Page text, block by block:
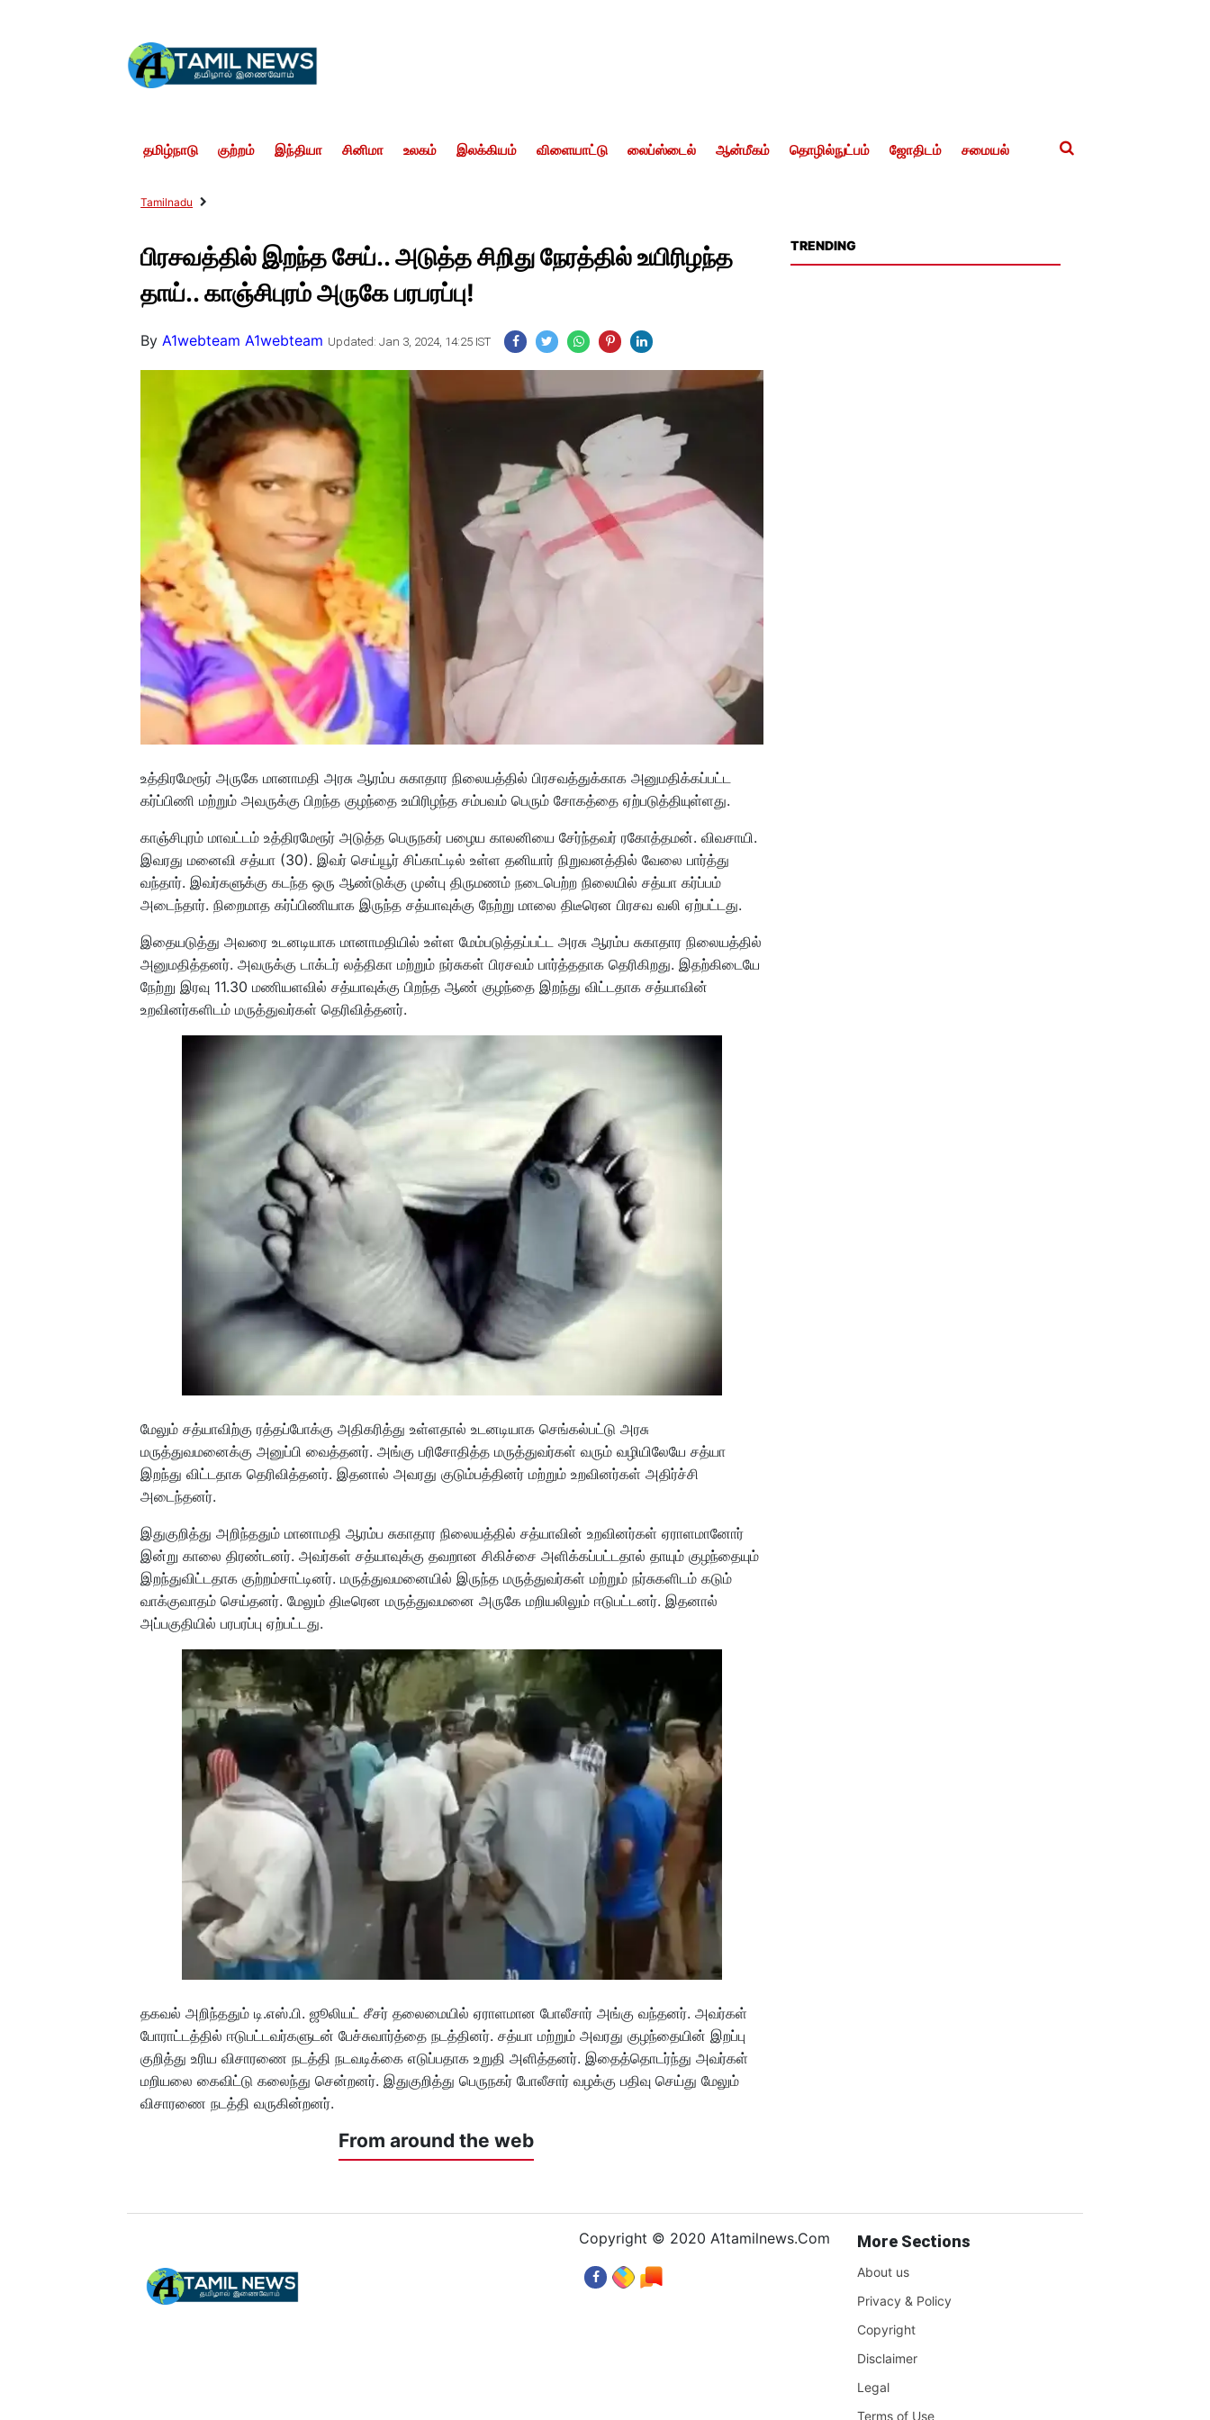
தமிழ்நாடு குற்றம் இந்தியா சினிமா உலகம் இலக்கியம் விளையாட்டு லைப்ஸ்டைல் ஆன்மீகம் தொழில்நுட்பம் ஜோதிடம் சமையல்
Tamilnadu
பிரசவத்தில் இறந்த சேய்.. அடுத்த சிறிது நேரத்தில் உயிரிழந்த
தாய்.. காஞ்சிபுரம் அருகே பரபரப்பு!
ByA1webteam A1webteam Updated: Jan 3, 2024, 14:25 IST
உத்திரமேரூர் அருகே மானாமதி அரசு ஆரம்ப சுகாதார நிலையத்தில் பிரசவத்துக்காக அனுமதிக்கப்பட்ட
கர்ப்பிணி மற்றும் அவருக்கு பிறந்த குழந்தை உயிரிழந்த சம்பவம் பெரும் சோகத்தை ஏற்படுத்தியுள்ளது.
காஞ்சிபுரம் மாவட்டம் உத்திரமேரூர் அடுத்த பெருநகர் பழைய காலனியை சேர்ந்தவர் ரகோத்தமன். விவசாயி.
இவரது மனைவி சத்யா (30). இவர் செய்யூர் சிப்காட்டில் உள்ள தனியார் நிறுவனத்தில் வேலை பார்த்து
வந்தார். இவர்களுக்கு கடந்த ஒரு ஆண்டுக்கு முன்பு திருமணம் நடைபெற்ற நிலையில் சத்யா கர்ப்பம்
அடைந்தார். நிறைமாத கர்ப்பிணியாக இருந்த சத்யாவுக்கு நேற்று மாலை திடீரென பிரசவ வலி ஏற்பட்டது.
இதையடுத்து அவரை உடனடியாக மானாமதியில் உள்ள மேம்படுத்தப்பட்ட அரசு ஆரம்ப சுகாதார நிலையத்தில்
அனுமதித்தனர். அவருக்கு டாக்டர் லத்திகா மற்றும் நர்சுகள் பிரசவம் பார்த்ததாக தெரிகிறது. இதற்கிடையே
நேற்று இரவு 11.30 மணியளவில் சத்யாவுக்கு பிறந்த ஆண் குழந்தை இறந்து விட்டதாக சத்யாவின்
உறவினர்களிடம் மருத்துவர்கள் தெரிவித்தனர்.
மேலும் சத்யாவிற்கு ரத்தப்போக்கு அதிகரித்து உள்ளதால் உடனடியாக செங்கல்பட்டு அரசு
மருத்துவமனைக்கு அனுப்பி வைத்தனர். அங்கு பரிசோதித்த மருத்துவர்கள் வரும் வழியிலேயே சத்யா
இறந்து விட்டதாக தெரிவித்தனர். இதனால் அவரது குடும்பத்தினர் மற்றும் உறவினர்கள் அதிர்ச்சி
அடைந்தனர்.
இதுகுறித்து அறிந்ததும் மானாமதி ஆரம்ப சுகாதார நிலையத்தில் சத்யாவின் உறவினர்கள் ஏராளமானோர்
இன்று காலை திரண்டனர். அவர்கள் சத்யாவுக்கு தவறான சிகிச்சை அளிக்கப்பட்டதால் தாயும் குழந்தையும்
இறந்துவிட்டதாக குற்றம்சாட்டினர். மருத்துவமனையில் இருந்த மருத்துவர்கள் மற்றும் நர்சுகளிடம் கடும்
வாக்குவாதம் செய்தனர். மேலும் திடீரென மருத்துவமனை அருகே மறியலிலும் ஈடுபட்டனர். இதனால்
அப்பகுதியில் பரபரப்பு ஏற்பட்டது.
தகவல் அறிந்ததும் டி.எஸ்.பி. ஜூலியட் சீசர் தலைமையில் ஏராளமான போலீசார் அங்கு வந்தனர். அவர்கள்
போராட்டத்தில் ஈடுபட்டவர்களுடன் பேச்சுவார்த்தை நடத்தினர். சத்யா மற்றும் அவரது குழந்தையின் இறப்பு
குறித்து உரிய விசாரணை நடத்தி நடவடிக்கை எடுப்பதாக உறுதி அளித்தனர். இதைத்தொடர்ந்து அவர்கள்
மறியலை கைவிட்டு கலைந்து சென்றனர். இதுகுறித்து பெருநகர் போலீசார் வழக்கு பதிவு செய்து மேலும்
விசாரணை நடத்தி வருகின்றனர்.
From around the web
TRENDING
Copyright © 2020 A1tamilnews.Com More Sections
About us
Privacy & Policy
Copyright
Disclaimer
Legal
Terms of Use